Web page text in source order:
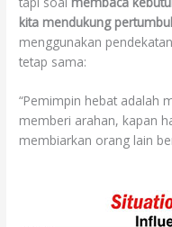
kita mendukung
menggunakan
tetap sama:
“Pemimpin hebat adalah
memberi arahan, kapan
membiarkan orang lain